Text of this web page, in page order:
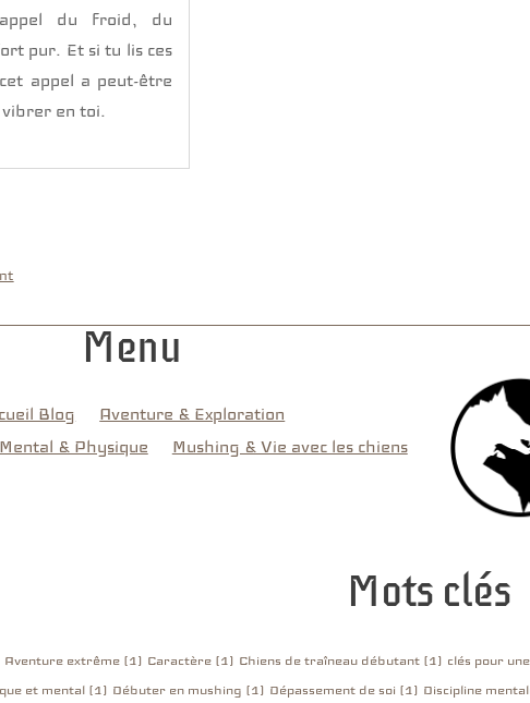
du froid, du
pur. Et si tu lis ces
appel a peut-être
vibrer en toi.
Menu
Blog
Aventure & Exploration
& Physique
Mushing & Vie avec les chiens
Mots clés
Aventure extrême (1) Caractère (1) Chiens de traîneau débutant (1) clés pour
et mental (1) Débuter en mushing (1) Dépassement de soi (1) Discipline